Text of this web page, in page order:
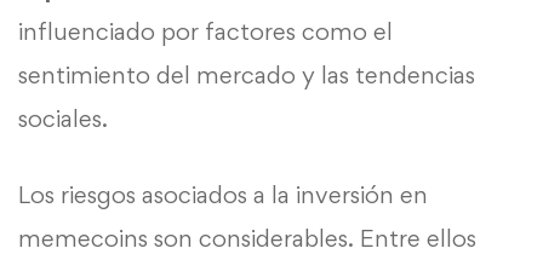
influenciado por factores como el
sentimiento del mercado y las tendencias
sociales.
Los riesgos asociados a la inversión en
memecoins son considerables. Entre ellos